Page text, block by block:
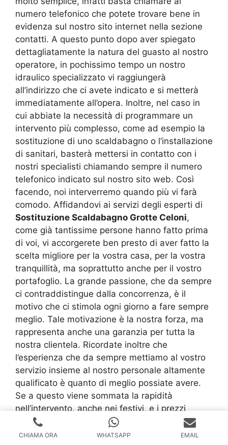
numero telefonico che potete trovare bene in
evidenza sul nostro sito internet nella sezione
contatti. A questo punto dopo aver spiegato
dettagliatamente la natura del guasto al nostro
operatore, in pochissimo tempo un nostro
idraulico specializzato vi raggiungerà
all’indirizzo che ci avete indicato e si metterà
immediatamente all’opera. Inoltre, nel caso in
cui abbiate la necessità di programmare un
intervento più complesso, come ad esempio la
sostituzione di uno scaldabagno o l’installazione
di sanitari, basterà mettersi in contatto con i
nostri specialisti chiamando sempre il numero
telefonico indicato sul nostro sito web. Così
facendo, noi interverremo quando più vi farà
comodo. Affidandovi ai servizi degli esperti di
Sostituzione Scaldabagno Grotte Celoni,
come già tantissime persone hanno fatto prima
di voi, vi accorgerete ben presto di aver fatto la
scelta migliore per la vostra casa, per la vostra
tranquillità, ma soprattutto anche per il vostro
portafoglio. La grande passione, che da sempre
ci contraddistingue dalla concorrenza, è il
motivo che ci stimola ogni giorno a fare sempre
meglio. Tale motivazione è la nostra forza, ma
rappresenta anche una garanzia per tutta la
nostra clientela. Ricordate inoltre che
l’esperienza che da sempre mettiamo al vostro
servizio insieme al nostro personale altamente
qualificato è quanto di meglio possiate avere.
Se a questo viene sommata la rapidità
nell’intervento, anche nei festivi, e i prezzi
assolutamente competitivi, eccovi svelato il
perché veniamo preferiti a tante altre realtà
CHIAMA ORA WHATSAPP EMAIL